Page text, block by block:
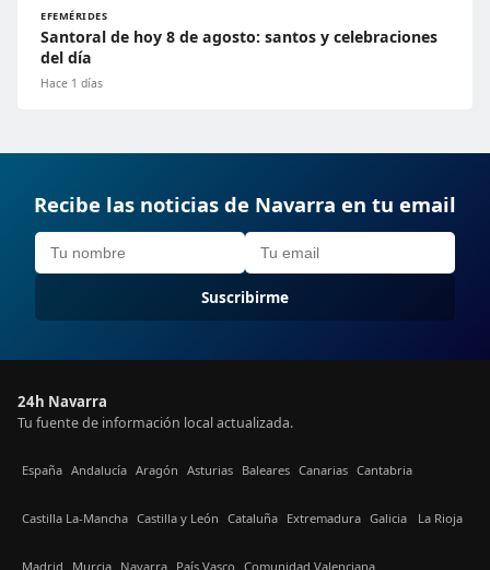
EFEMÉRIDES
Santoral de hoy 8 de agosto: santos y celebraciones
del día
Hace 1 días
Recibe las noticias de Navarra en tu email
Suscribirme
24h Navarra
Tu fuente de información local actualizada.
España Andalucía Aragón Asturias Baleares Canarias Cantabria
Castilla La-Mancha Castilla y León Cataluña Extremadura Galicia La Rioja
Madrid Murcia Navarra País Vasco Comunidad Valenciana